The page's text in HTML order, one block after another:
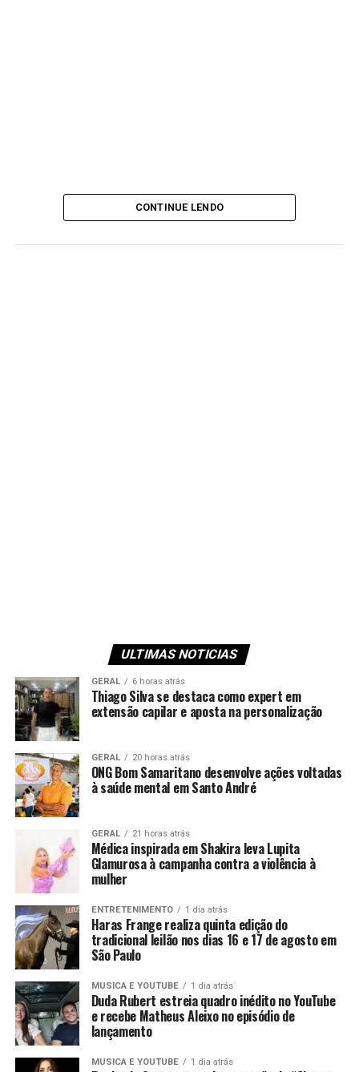
CONTINUE LENDO
ULTIMAS NOTICIAS
GERAL 6 horas atrás
Thiago Silva se destaca como expert em
extensão capilar e aposta na personalização
GERAL 20 horas atrás
ONG Bom Samaritano desenvolve ações voltadas
à saúde mental em Santo André
GERAL 21 horas atrás
Médica inspirada em Shakira leva Lupita
Glamurosa à campanha contra a violência à
mulher
ENTRETENIMENTO 1 dia atrás
Haras Frange realiza quinta edição do
tradicional leilão nos dias 16 e 17 de agosto em
São Paulo
MUSICA E YOUTUBE 1 dia atrás
Duda Rubert estreia quadro inédito no YouTube
e recebe Matheus Aleixo no episódio de
lançamento
MUSICA E YOUTUBE 1 dia atrás